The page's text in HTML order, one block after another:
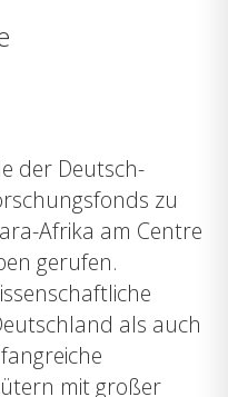
der Deutsch-
zu
Afrika am Centre
gerufen.
als auch
mit großer